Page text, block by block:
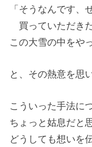
「そうなんです、
買っていただき
この大雪の中をや
と、その熱意を思
こういった手法に
ちょっと姑息だと
どうしても想いを